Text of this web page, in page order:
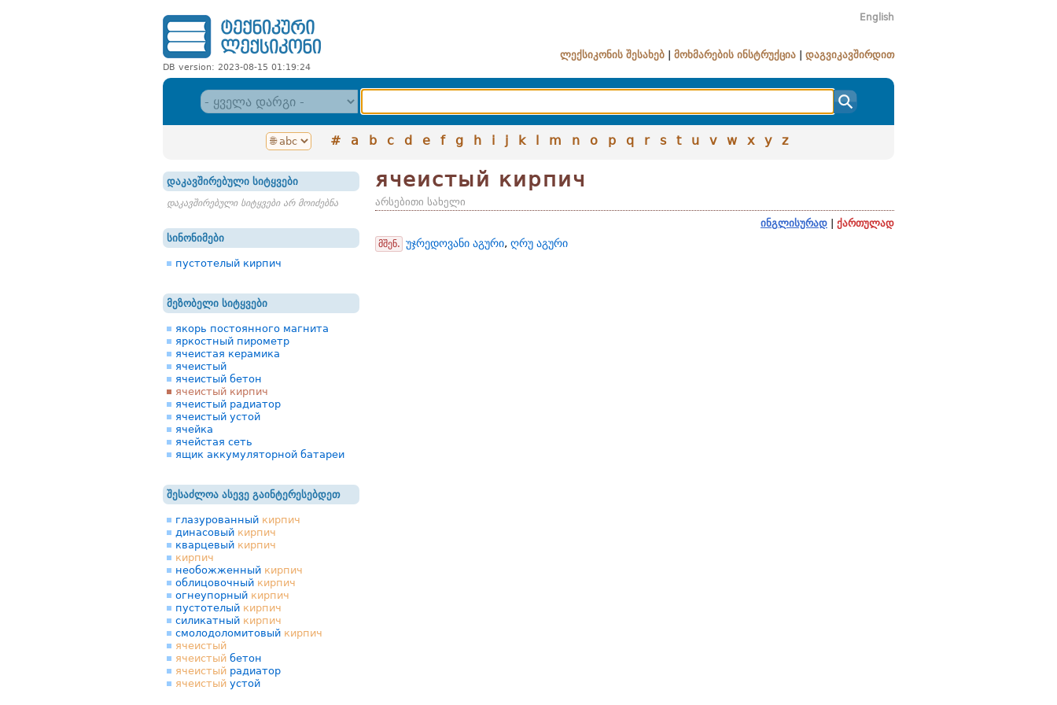
DB version: 2023-08-15 01:19:24
English
ლექსიკონის შესახებ მოხმარების ინსტრუქცია დაგვიკავშირდით
# a b c d e f g h i j k l m n o p q r s t u v w x y z
დაკავშირებული სიტყვები
დაკავშირებული სიტყვები არ მოიძებნა
სინონიმები
пустотелый кирпич
მეზობელი სიტყვები
якорь постоянного магнита
яркостный пирометр
ячеистая керамика
ячеистый
ячеистый бетон
ячеистый кирпич
ячеистый радиатор
ячеистый устой
ячейка
ячейстая сеть
ящик аккумуляторной батареи
შესაძლოა ასევე გაინტერესებდეთ
глазурованный кирпич
динасовый кирпич
кварцевый кирпич
кирпич
необожженный кирпич
облицовочный кирпич
огнеупорный кирпич
пустотелый кирпич
силикатный кирпич
смолодоломитовый кирпич
ячеистый
ячеистый бетон
ячеистый радиатор
ячеистый устой
ячеистый кирпич
არსებითი სახელი
ინგლისურად
ქართულად
მშენ. უჯრედოვანი აგური, ღრუ აგური